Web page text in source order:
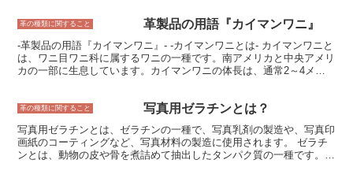
色はオリーブグリーンで、頭部には左右に2本の太い黒い筋があり、
けられました。
革の種類に関すること 革製品の用語『カイマンワニ』
-革製品の用語『カイマンワニ』- -カイマンワニとは- カイマンワニと
は、ワニ目ワニ科に属するワニの一種です。南アメリカと中央アメリ
カの一部に生息しています。カイマンワニの体長は、通常2～4メー
ます。カイマンワニの皮革は、独特の斑紋と美しい光沢が特徴で、高
革の種類に関すること 写真用ゼラチンとは？
写真用ゼラチンとは、ゼラチンの一種で、写真乳剤の製造や、写真印
画紙のコーティングなど、写真材料の製造に使用されます。 ゼラチ
ンとは、動物の皮や骨を煮詰めて抽出したタンパク質の一種です。ゼ